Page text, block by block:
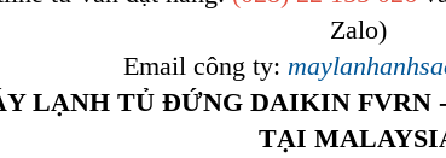
Zalo)
Email công ty:
LẠNH TỦ ĐỨNG DAIKIN FVRN -
TẠI